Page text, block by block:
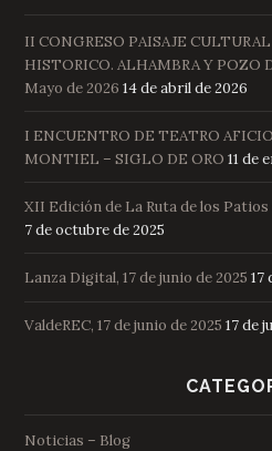
II CONGRESO PAISAJE
HISTORICO. ALHAMBRA Y POZO
Mayo de 2026 14 de abril de 2026
I ENCUENTRO DE TEATRO
MONTIEL – SIGLO DE ORO 11 de
XII Edición de La Ruta de los
7 de octubre de 2025
Lanza Digital, 17 de junio de 2025 17
ValdeREC, 17 de junio de 2025 17 de
Noticias – Blog